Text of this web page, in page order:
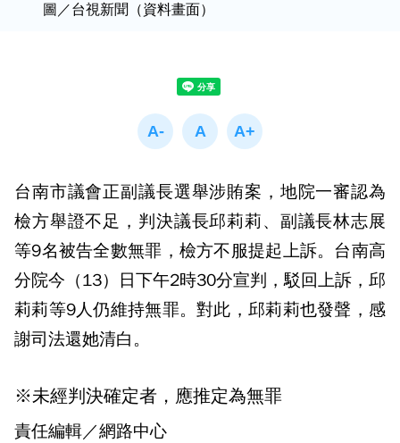
圖／台視新聞（資料畫面）
台南市議會正副議長選舉涉賄案，地院一審認為
檢方舉證不足，判決議長邱莉莉、副議長林志展
等9名被告全數無罪，檢方不服提起上訴。台南高
分院今（13）日下午2時30分宣判，駁回上訴，邱
莉莉等9人仍維持無罪。對此，邱莉莉也發聲，感
謝司法還她清白。
※未經判決確定者，應推定為無罪
責任編輯／網路中心